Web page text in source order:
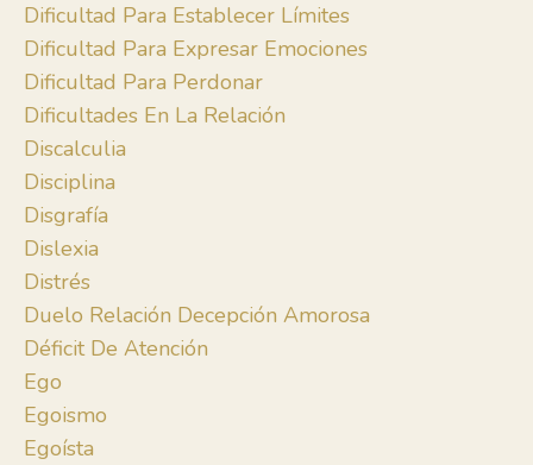
Dificultad Para Establecer Límites
Dificultad Para Expresar Emociones
Dificultad Para Perdonar
Dificultades En La Relación
Discalculia
Disciplina
Disgrafía
Dislexia
Distrés
Duelo Relación Decepción Amorosa
Déficit De Atención
Ego
Egoismo
Egoísta